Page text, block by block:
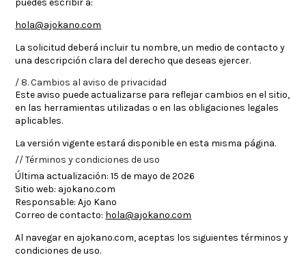
puedes escribir a:
hola@ajokano.com
La solicitud deberá incluir tu nombre, un medio de contacto y
una descripción clara del derecho que deseas ejercer.
8. Cambios al aviso de privacidad
Este aviso puede actualizarse para reflejar cambios en el sitio,
en las herramientas utilizadas o en las obligaciones legales
aplicables.
La versión vigente estará disponible en esta misma página.
Términos y condiciones de uso
Última actualización: 15 de mayo de 2026
Sitio web: ajokano.com
Responsable: Ajo Kano
Correo de contacto: hola@ajokano.com
Al navegar en ajokano.com, aceptas los siguientes términos y
condiciones de uso.